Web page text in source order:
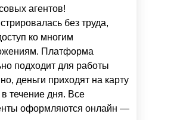
агентов!
без труда,
ко многим
Платформа
подходит для работы
деньги приходят на карту
течение дня. Все
оформляются онлайн —